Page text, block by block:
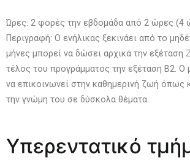
Ώρες: 2 φορές την εβδομάδα από 2 ώρες (4
Περιγραφή: Ο ενήλικας ξεκινάει από το
μήνες μπορεί να δώσει αρχικά την εξέταση
τέλος του προγράμματος την εξέταση Β2. Ο
να επικοινωνεί στην καθημερινή ζωή όπως
την γνώμη του σε δύσκολα θέματα.
Υπερεντατικό